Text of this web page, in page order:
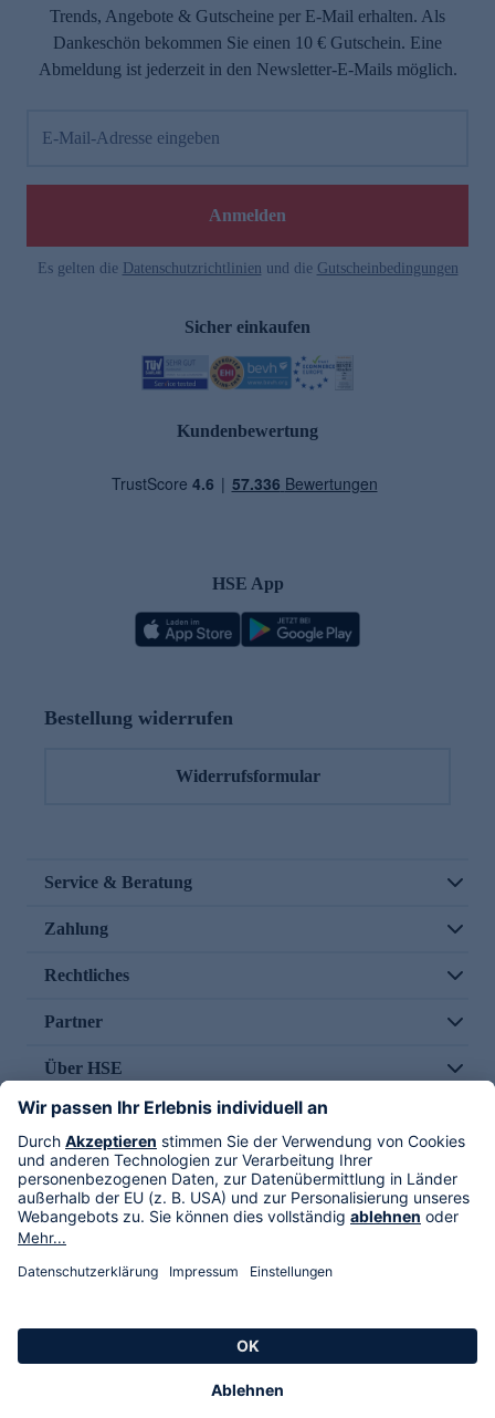
Trends, Angebote & Gutscheine per E-Mail erhalten. Als
Dankeschön bekommen Sie einen 10 € Gutschein. Eine
Abmeldung ist jederzeit in den Newsletter-E-Mails möglich.
E-Mail-Adresse eingeben
Anmelden
Es gelten die Datenschutzrichtlinien und die Gutscheinbedingungen
Sicher einkaufen
Kundenbewertung
HSE App
Bestellung widerrufen
Widerrufsformular
Service & Beratung
Zahlung
Rechtliches
Partner
Über HSE
Im TV
HSE International